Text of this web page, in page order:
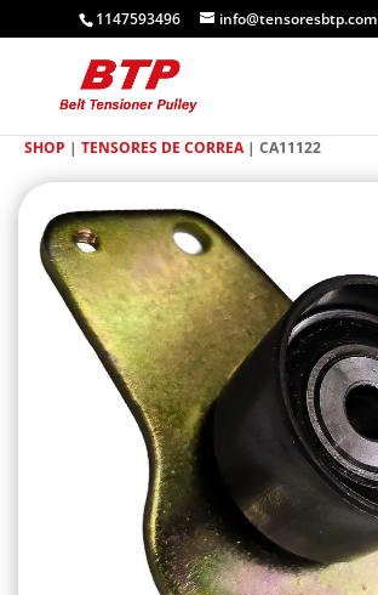
1147593496 info@tensoresbtp.com
SHOP | TENSORES DE CORREA| CA11122